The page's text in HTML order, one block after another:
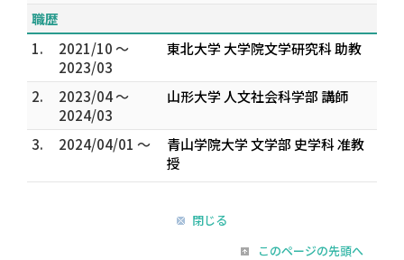
職歴
1.
2021/10 ～
2023/03
東北大学 大学院文学研究科 助教
2.
2023/04 ～
2024/03
山形大学 人文社会科学部 講師
3. 2024/04/01 ～
青山学院大学 文学部 史学科 准教
授
閉じる
このページの先頭へ